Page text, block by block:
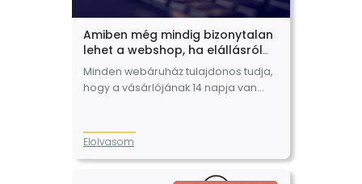
Amiben még mindig bizonytalan
lehet a webshop, ha elállásról
van szó
Minden webáruház tulajdonos tudja,
hogy a vásárlójának 14 napja van
szabályairól több bejegyzésünkben
Elolvasom